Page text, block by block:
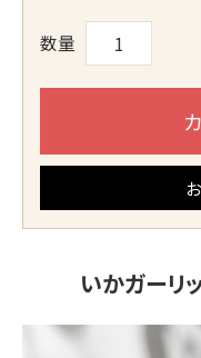
数量
いかガーリ